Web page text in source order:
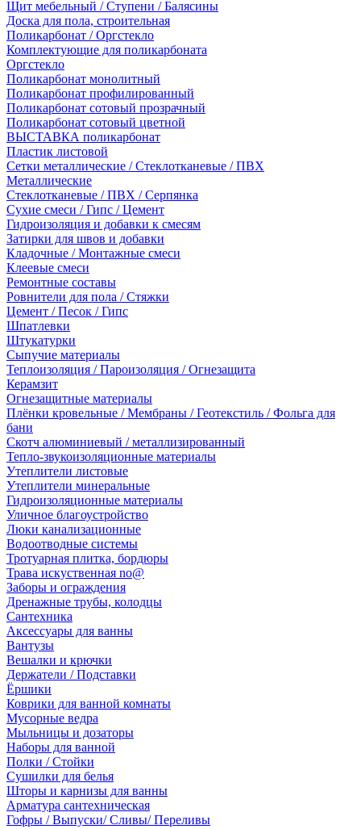
Щит мебельный / Ступени / Балясины
Доска для пола, строительная
Поликарбонат / Оргстекло
Комплектующие для поликарбоната
Оргстекло
Поликарбонат монолитный
Поликарбонат профилированный
Поликарбонат сотовый прозрачный
Поликарбонат сотовый цветной
ВЫСТАВКА поликарбонат
Пластик листовой
Сетки металлические / Стеклотканевые / ПВХ
Металлические
Стеклотканевые / ПВХ / Серпянка
Сухие смеси / Гипс / Цемент
Гидроизоляция и добавки к смесям
Затирки для швов и добавки
Кладочные / Монтажные смеси
Клеевые смеси
Ремонтные составы
Ровнители для пола / Стяжки
Цемент / Песок / Гипс
Шпатлевки
Штукатурки
Сыпучие материалы
Теплоизоляция / Пароизоляция / Огнезащита
Керамзит
Огнезащитные материалы
Плёнки кровельные / Мембраны / Геотекстиль / Фольга для
бани
Скотч алюминиевый / металлизированный
Тепло-звукоизоляционные материалы
Утеплители листовые
Утеплители минеральные
Гидроизоляционные материалы
Уличное благоустройство
Люки канализационные
Водоотводные системы
Тротуарная плитка, бордюры
Трава искуственная no@
Заборы и ограждения
Дренажные трубы, колодцы
Сантехника
Аксессуары для ванны
Вантузы
Вешалки и крючки
Держатели / Подставки
Ёршики
Коврики для ванной комнаты
Мусорные ведра
Мыльницы и дозаторы
Наборы для ванной
Полки / Стойки
Сушилки для белья
Шторы и карнизы для ванны
Арматура сантехническая
Гофры / Выпуски/ Сливы/ Переливы